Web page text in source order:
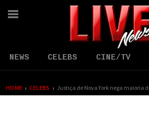
NEWS CELEBS CINE/TV
HOME › CELEBS ›